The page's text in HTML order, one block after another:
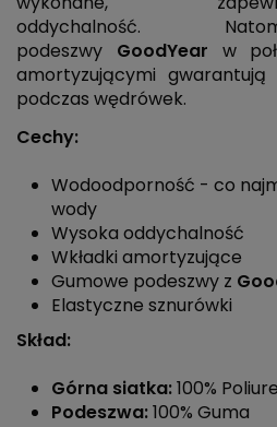
oddychalność.
podeszwy GoodYear w
amortyzującymi
podczas wędrówek.
Cechy:
Wodoodporność - co
wody
Wysoka oddychalność
Wkładki amortyzujące
Gumowe podeszwy z
Elastyczne sznurówki
Skład:
Górna siatka:100%
Podeszwa:100% Guma